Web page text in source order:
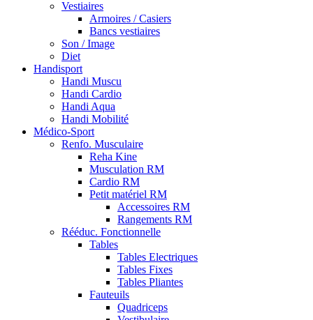
Vestiaires
Armoires / Casiers
Bancs vestiaires
Son / Image
Diet
Handisport
Handi Muscu
Handi Cardio
Handi Aqua
Handi Mobilité
Médico-Sport
Renfo. Musculaire
Reha Kine
Musculation RM
Cardio RM
Petit matériel RM
Accessoires RM
Rangements RM
Rééduc. Fonctionnelle
Tables
Tables Electriques
Tables Fixes
Tables Pliantes
Fauteuils
Quadriceps